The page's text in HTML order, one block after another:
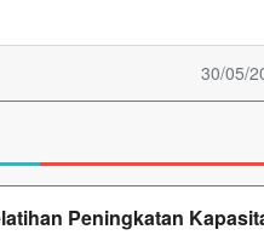
30/05/
Peningkatan